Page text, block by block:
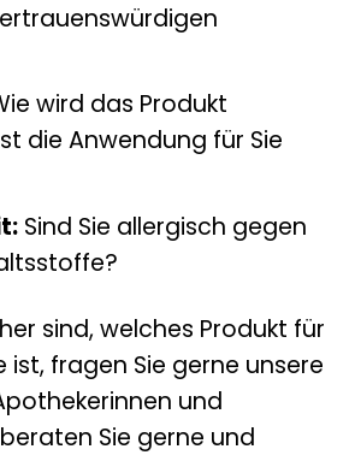
wird das Produkt
die Anwendung für Sie
Sind Sie allergisch gegen
sind, welches Produkt für
ist, fragen Sie gerne unsere
und
Sie gerne und